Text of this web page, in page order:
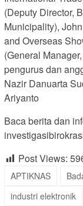
(Deputy Director,
Municipality),
and Overseas
(General
pengurus dan
Nazir Danuarta
Ariyanto
Baca berita dan
Post Views:
APTIKNAS
industri elektronik